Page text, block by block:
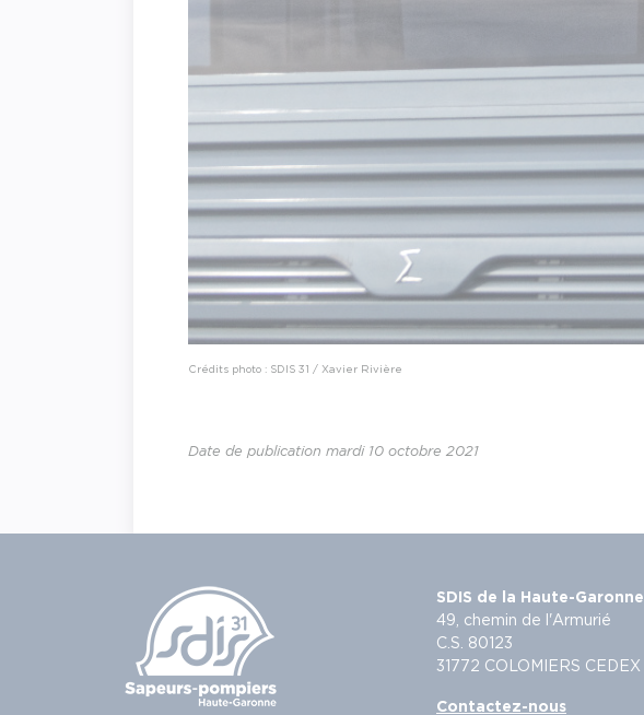
Crédits photo : SDIS 31 / Xavier Rivière
Date de publication mardi 10 octobre 2021
SDIS de la Haute-Garonne
49, chemin de l'Armurié
C.S. 80123
31772 COLOMIERS CEDEX
Contactez-nous